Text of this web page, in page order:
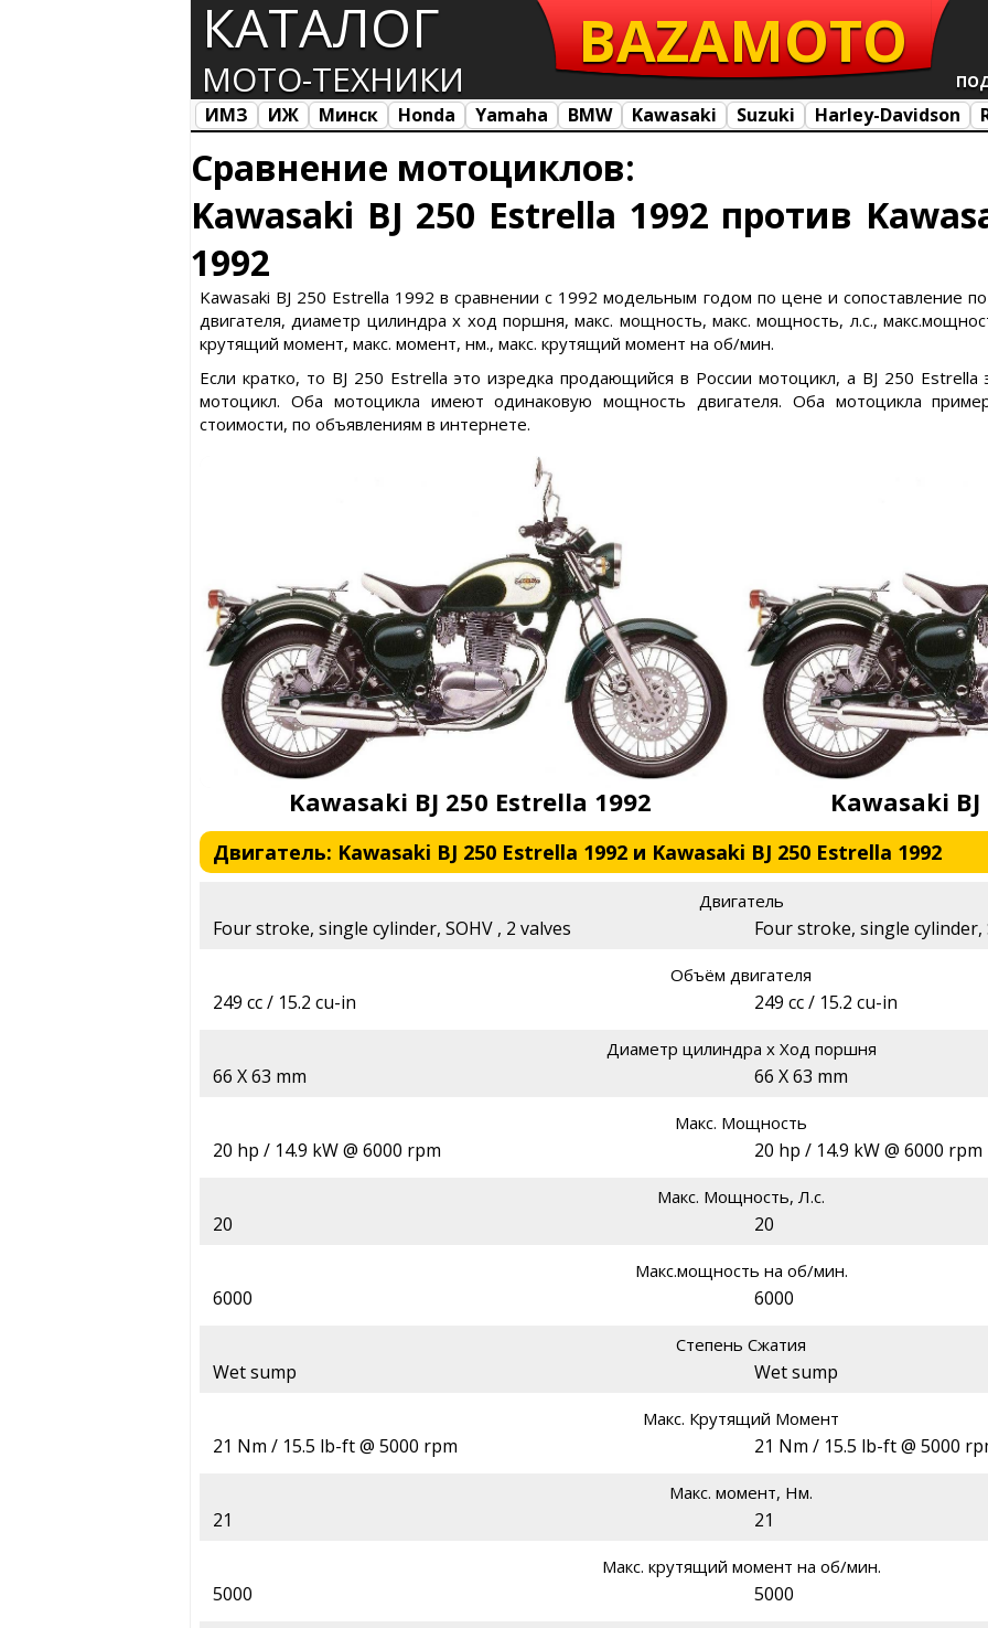
КАТАЛОГ
МОТО-ТЕХНИКИ
BAZAMOTO
ИМЗ ИЖ Минск Honda Yamaha BMW Kawasaki Suzuki Harley-Davidson
Сравнение мотоциклов:
Kawasaki BJ 250 Estrella 1992 против
1992
Kawasaki BJ 250 Estrella 1992 в сравнении с 1992 модельным годом по цене и сопоставление
двигателя, диаметр цилиндра х ход поршня, макс. мощность, макс. мощность, л.с.,
крутящий момент, макс. момент, нм., макс. крутящий момент на об/мин.
Если кратко, то BJ 250 Estrella это изредка продающийся в России мотоцикл, а BJ 250
мотоцикл. Оба мотоцикла имеют одинаковую мощность двигателя. Оба мотоцикла
стоимости, по объявлениям в интернете.
Kawasaki BJ 250 Estrella 1992 Kawasaki
Двигатель: Kawasaki BJ 250 Estrella 1992 и Kawasaki BJ 250 Estrella 1992
Двигатель
Four stroke, single cylinder, SOHV , 2 valves Four stroke, single cylinder,
Объём двигателя
249 cc / 15.2 cu-in 249 cc / 15.2 cu-in
Диаметр цилиндра х Ход поршня
66 X 63 mm 66 X 63 mm
Макс. Мощность
20 hp / 14.9 kW @ 6000 rpm 20 hp / 14.9 kW @ 6000 rpm
Макс. Мощность, Л.с.
20 20
Макс.мощность на об/мин.
6000 6000
Степень Сжатия
Wet sump Wet sump
Макс. Крутящий Момент
21 Nm / 15.5 lb-ft @ 5000 rpm 21 Nm / 15.5 lb-ft @ 5000
Макс. момент, Нм.
21 21
Макс. крутящий момент на об/мин.
5000 5000